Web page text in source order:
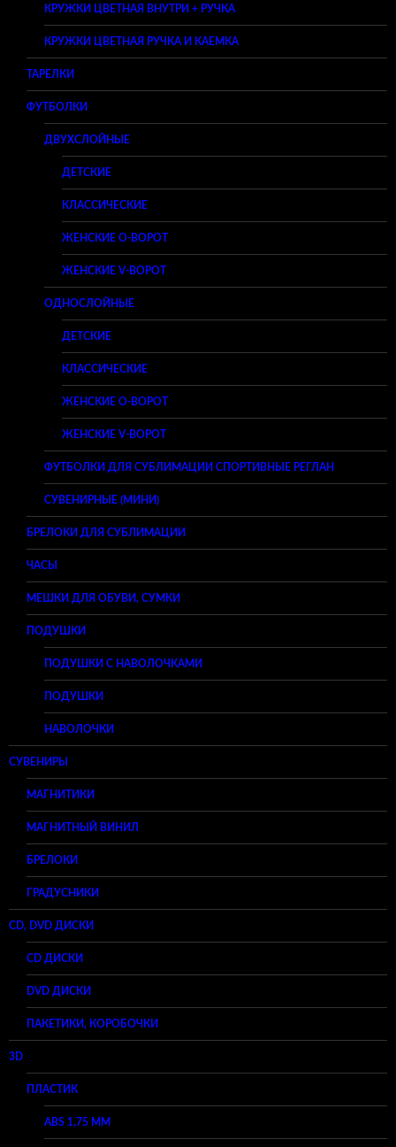
КРУЖКИ ЦВЕТНАЯ ВНУТРИ + РУЧКА
КРУЖКИ ЦВЕТНАЯ РУЧКА И КАЕМКА
ТАРЕЛКИ
ФУТБОЛКИ
ДВУХСЛОЙНЫЕ
ДЕТСКИЕ
КЛАССИЧЕСКИЕ
ЖЕНСКИЕ O-ВОРОТ
ЖЕНСКИЕ V-ВОРОТ
ОДНОСЛОЙНЫЕ
ДЕТСКИЕ
КЛАССИЧЕСКИЕ
ЖЕНСКИЕ O-ВОРОТ
ЖЕНСКИЕ V-ВОРОТ
ФУТБОЛКИ ДЛЯ СУБЛИМАЦИИ СПОРТИВНЫЕ РЕГЛАН
СУВЕНИРНЫЕ (МИНИ)
БРЕЛОКИ ДЛЯ СУБЛИМАЦИИ
ЧАСЫ
МЕШКИ ДЛЯ ОБУВИ, СУМКИ
ПОДУШКИ
ПОДУШКИ С НАВОЛОЧКАМИ
ПОДУШКИ
НАВОЛОЧКИ
СУВЕНИРЫ
МАГНИТИКИ
МАГНИТНЫЙ ВИНИЛ
БРЕЛОКИ
ГРАДУСНИКИ
CD, DVD ДИСКИ
CD ДИСКИ
DVD ДИСКИ
ПАКЕТИКИ, КОРОБОЧКИ
3D
ПЛАСТИК
ABS 1,75 ММ